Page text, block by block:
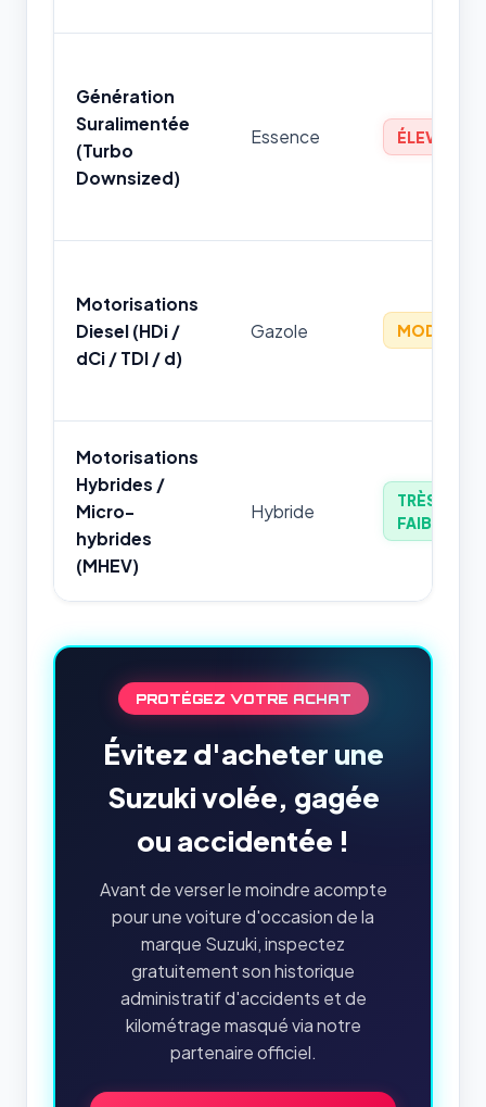
Génération
Suralimentée
(Turbo
Downsized)
Essence ÉLEVÉ
Motorisations
Diesel (HDi /
dCi / TDI / d)
Gazole MODÉRÉ
Motorisations
Hybrides /
Micro-
hybrides
(MHEV)
Hybride
TRÈS
FAIBLE
PROTÉGEZ VOTRE ACHAT
Évitez d'acheter une
Suzuki volée, gagée
ou accidentée !
Avant de verser le moindre acompte
pour une voiture d'occasion de la
marque Suzuki, inspectez
gratuitement son historique
administratif d'accidents et de
kilométrage masqué via notre
partenaire officiel.